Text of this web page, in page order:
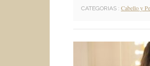
CATEGORIAS : Cabello y